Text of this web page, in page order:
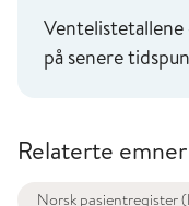
på senere
Relaterte emner
Norsk pasientregister